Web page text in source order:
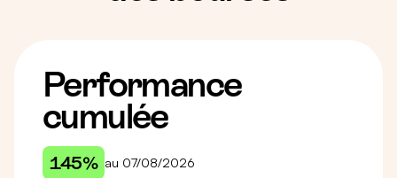
Performance
cumulée
145% au 07/08/2026